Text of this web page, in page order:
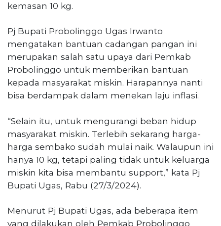
kemasan 10 kg.
Pj Bupati Probolinggo Ugas Irwanto
mengatakan bantuan cadangan pangan ini
merupakan salah satu upaya dari Pemkab
Probolinggo untuk memberikan bantuan
kepada masyarakat miskin. Harapannya nanti
bisa berdampak dalam menekan laju inflasi.
“Selain itu, untuk mengurangi beban hidup
masyarakat miskin. Terlebih sekarang harga-
harga sembako sudah mulai naik. Walaupun ini
hanya 10 kg, tetapi paling tidak untuk keluarga
miskin kita bisa membantu support,” kata Pj
Bupati Ugas, Rabu (27/3/2024).
Menurut Pj Bupati Ugas, ada beberapa item
yang dilakukan oleh Pemkab Probolinggo